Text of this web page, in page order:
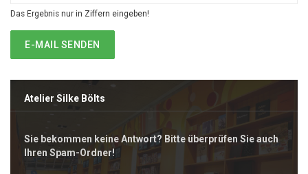
Das Ergebnis nur in Ziffern eingeben!
E-MAIL SENDEN
Atelier Silke Bölts
Sie bekommen keine Antwort? Bitte überprüfen Sie auch
Ihren Spam-Ordner!